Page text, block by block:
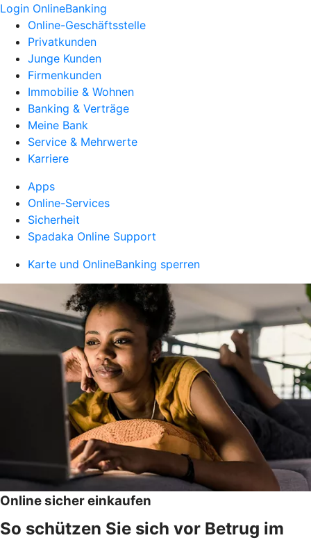
Login OnlineBanking
Online-Geschäftsstelle
Privatkunden
Junge Kunden
Firmenkunden
Immobilie & Wohnen
Banking & Verträge
Meine Bank
Service & Mehrwerte
Karriere
Apps
Online-Services
Sicherheit
Spadaka Online Support
Karte und OnlineBanking sperren
Online sicher einkaufen
So schützen Sie sich vor Betrug im